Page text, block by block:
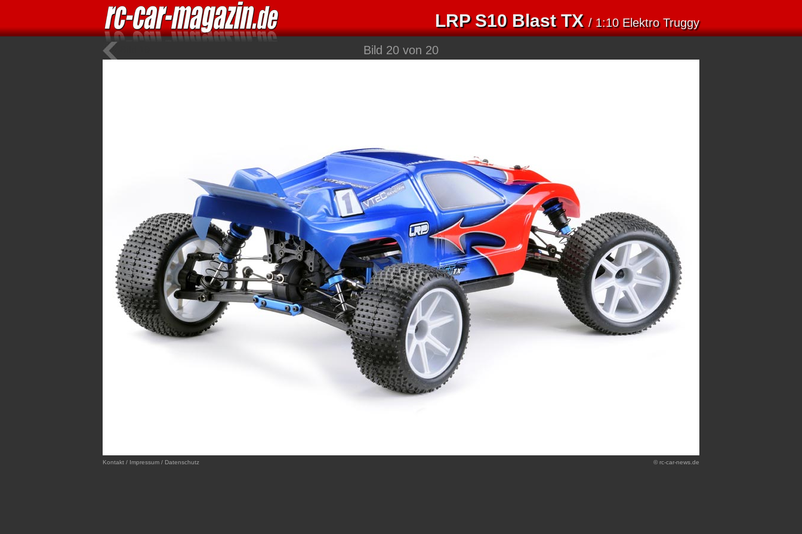
LRP S10 Blast TX / 1:10 Elektro Truggy
Bild 20 von 20
Kontakt / Impressum / Datenschutz © rc-car-news.de